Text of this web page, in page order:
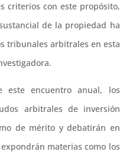
criterios con este propósito,
de la propiedad ha
tribunales arbitrales en esta
este encuentro anual, los
arbitrales de inversión
de mérito y debatirán en
materias como los